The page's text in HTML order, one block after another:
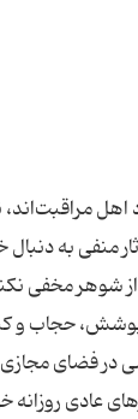
مراقبت‌اند،
منفى به دنبال
شوهر مخفی
پوشش، حجاب و
در فضای
عادی روزانه